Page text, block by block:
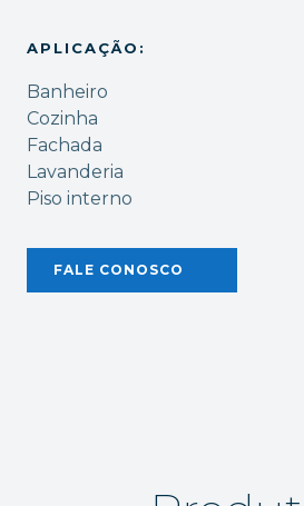
APLICAÇÃO:
Banheiro
Cozinha
Fachada
Lavanderia
Piso interno
FALE CONOSCO